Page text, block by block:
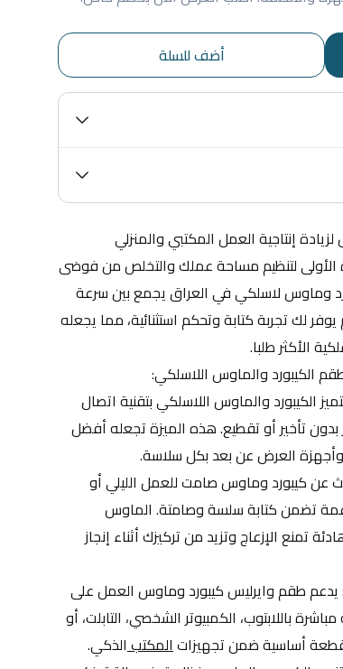
أضف للسلة
إنتاجية العمل المكتبي والمنزلي
الأكثر طلبا.
الكيبورد والماوس اللاسلكي:
وأجهزة العرض عن بعد بكل سلاسة.
المرفق مصمم ليكون مريحا لليد مع نقرات هادئة تمنع الإزعاج وتزيد من تركيزك أثناء إنجاز
قطعة أساسية ضمن تجهيزات المكتب الذكي.